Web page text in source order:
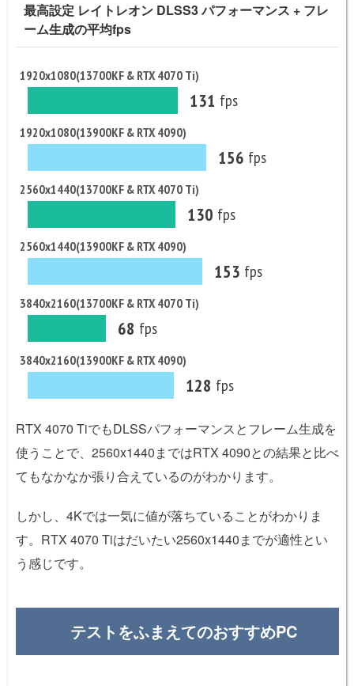
最高設定 レイトレオン DLSS3 パフォーマンス + フレ
ーム生成の平均fps
1920x1080(13700KF & RTX 4070 Ti)
131 fps
1920x1080(13900KF & RTX 4090)
156 fps
2560x1440(13700KF & RTX 4070 Ti)
130 fps
2560x1440(13900KF & RTX 4090)
153 fps
3840x2160(13700KF & RTX 4070 Ti)
68 fps
3840x2160(13900KF & RTX 4090)
128 fps
RTX 4070 TiでもDLSSパフォーマンスとフレーム生成を
使うことで、2560x1440まではRTX 4090との結果と比べ
てもなかなか張り合えているのがわかります。
しかし、4Kでは一気に値が落ちていることがわかりま
す。RTX 4070 Tiはだいたい2560x1440までが適性とい
う感じです。
テストをふまえてのおすすめPC